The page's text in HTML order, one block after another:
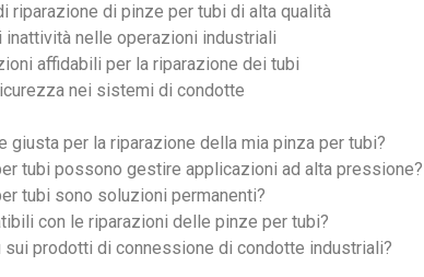
riparazione di pinze per tubi di alta qualità
inattività nelle operazioni industriali
affidabili per la riparazione dei tubi
nei sistemi di condotte
giusta per la riparazione della mia pinza per tubi?
tubi possono gestire applicazioni ad alta pressione?
tubi sono soluzioni permanenti?
con le riparazioni delle pinze per tubi?
prodotti di connessione di condotte industriali?